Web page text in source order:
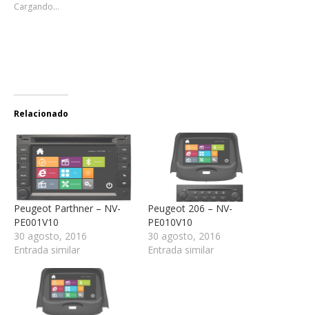
Cargando...
Relacionado
Peugeot Parthner – NV-
PE001V10
30 agosto, 2016
Entrada similar
Peugeot 206 – NV-
PE010V10
30 agosto, 2016
Entrada similar